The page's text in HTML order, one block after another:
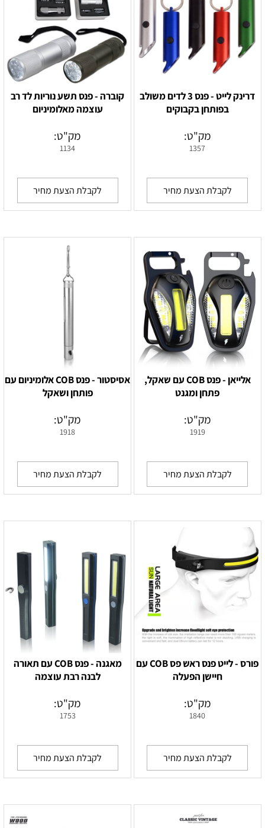
דרינק לייט - פנס 3 לדים משולב
בפותחן בקבוקים
מק"ט:
1357
לקבלת הצעת מחיר
קוברה - פנס תשע נוריות לד רב
עוצמה מאלומיניום
מק"ט:
1134
לקבלת הצעת מחיר
אלייאן - פנס COB עם שאקל,
פתחן ומגנט
מק"ט:
1919
לקבלת הצעת מחיר
אסיסטור - פנס COB אלומיניום עם
פותחן ושאקל
מק"ט:
1918
לקבלת הצעת מחיר
פורס - לייט פנס ראש פס COB עם
חיישן הפעלה
מק"ט:
1840
לקבלת הצעת מחיר
מאגנה - פנס COB עם תאורה
לבנה רבת עוצמה
מק"ט:
1753
לקבלת הצעת מחיר